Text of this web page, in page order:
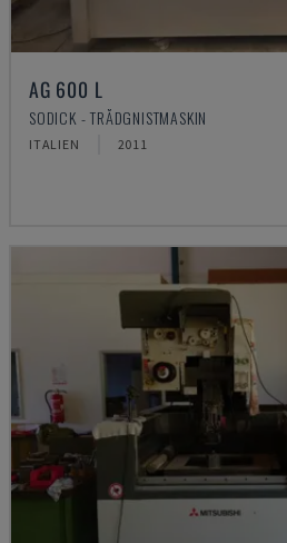
AG 600 L
SODICK - TRÅDGNISTMASKIN
ITALIEN 2011